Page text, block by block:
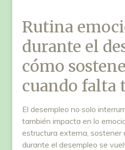
Rutina
durante el
cómo
cuando falta
El desempleo no solo
también impacta en lo
estructura externa, sostener
durante el desempleo se